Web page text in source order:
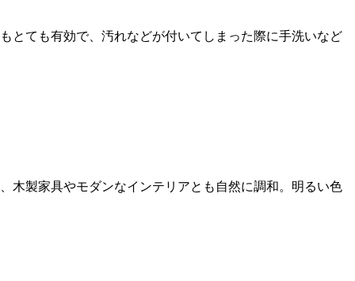
とても有効で、汚れなどが付いてしまった際に手洗いなど
木製家具やモダンなインテリアとも自然に調和。明るい色